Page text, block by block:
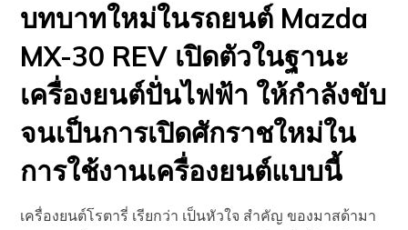
บทบาทใหม่ในรถยนต์ Mazda
MX-30 REV เปิดตัวในฐานะ
เครื่องยนต์ปั่นไฟฟ้า ให้กำลังขับ
จนเป็นการเปิดศักราชใหม่ใน
การใช้งานเครื่องยนต์แบบนี้
เครื่องยนต์โรตารี่ เรียกว่า เป็นหัวใจ สำคัญ ของมาสด้ามา